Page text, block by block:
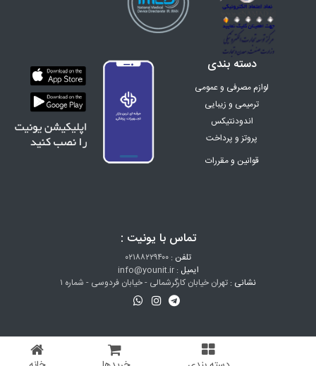
دسته بندی
لوازم مصرفی و عمومی
ترمیمی و زیبایی
اندودنتیکس
پروتز و پرداخت
ارتودنسی
آزمایشگاهی
قوانین و مقررات
تماس با یونیت :
تلفن : ۰۲۱۸۸۲۲۹۴۰۰
ایمیل :info@younit.ir
نشانی : تهران خیابان کارگرشمالی - خیابان فردوسی - شماره ۱
YoUnit.ir by rosependar.ir
©